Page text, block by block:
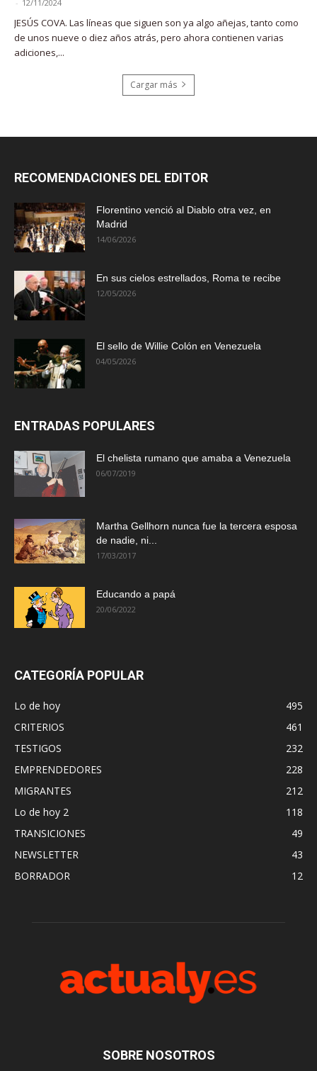
- 12/11/2024
JESÚS COVA. Las líneas que siguen son ya algo añejas, tanto como
de unos nueve o diez años atrás, pero ahora contienen varias
adiciones,...
Cargar más
RECOMENDACIONES DEL EDITOR
Florentino venció al Diablo otra vez, en
Madrid
14/06/2026
En sus cielos estrellados, Roma te recibe
12/05/2026
El sello de Willie Colón en Venezuela
04/05/2026
ENTRADAS POPULARES
El chelista rumano que amaba a Venezuela
06/07/2019
Martha Gellhorn nunca fue la tercera esposa
de nadie, ni...
17/03/2017
Educando a papá
20/06/2022
CATEGORÍA POPULAR
Lo de hoy
495
CRITERIOS
461
TESTIGOS
232
EMPRENDEDORES
228
MIGRANTES
212
Lo de hoy 2
118
TRANSICIONES
49
NEWSLETTER
43
BORRADOR
12
SOBRE NOSOTROS